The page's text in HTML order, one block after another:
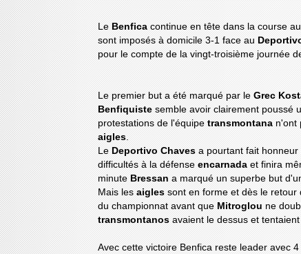
Le Benfica continue en tête dans la course
sont imposés à domicile 3-1 face au
pour le compte de la vingt-troisième journée
Le premier but a été marqué par le Grec
Benfiquiste semble avoir clairement poussé
protestations de l'équipe transmontana n'ont
aigles.
Le Deportivo Chaves a pourtant fait
difficultés à la défense encarnada et finira
minute Bressan a marqué un superbe but
Mais les aigles sont en forme et dès le retour
du championnat avant que Mitroglou ne
transmontanos avaient le dessus et
Avec cette victoire Benfica reste leader avec